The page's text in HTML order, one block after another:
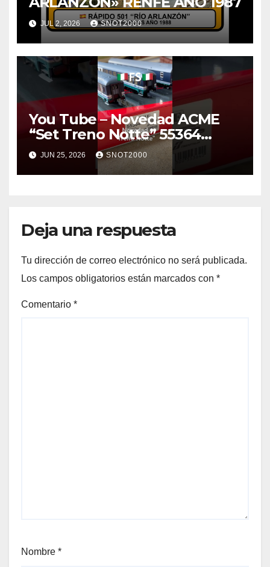
JUL 2, 2026 SNOT2000
You Tube – Novedad ACME
“Set Treno Notte” 55364
#ferroviario #train #h0
#trenitalia
JUN 25, 2026 SNOT2000
Deja una respuesta
Tu dirección de correo electrónico no será publicada.
Los campos obligatorios están marcados con *
Comentario *
Nombre *